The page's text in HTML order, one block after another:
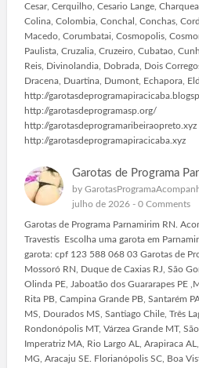
Cesar, Cerquilho, Cesario Lange,
Colina, Colombia, Conchal, Conchas,
Macedo, Corumbatai, Cosmopolis,
Paulista, Cruzalia, Cruzeiro, Cubatao,
Reis, Divinolandia, Dobrada, Dois
Dracena, Duartina, Dumont, Echapora,
http://
http://garotasdeprogramasp.org/
http://garotasdeprogramaribeiraopreto.xyz
http://garotasdeprogramapiracicaba.xyz
Garotas de Programa
by
julho de 2026 - 0 Comments
Garotas de Programa Parnamirim RN.
Travestis Escolha uma garota em
garota: cpf 123 588 068 03 Garotas de
Mossoró RN, Duque de Caxias RJ, São
Olinda PE, Jaboatão dos Guararapes PE
Rita PB, Campina Grande PB, Santarém
MS, Dourados MS, Santiago Chile, Três
Rondonópolis MT, Várzea Grande MT,
Imperatriz MA, Rio Largo AL, Arapiraca
MG, Aracaju SE. Florianópolis SC, Boa